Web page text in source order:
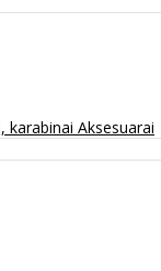
karabinai Aksesuarai